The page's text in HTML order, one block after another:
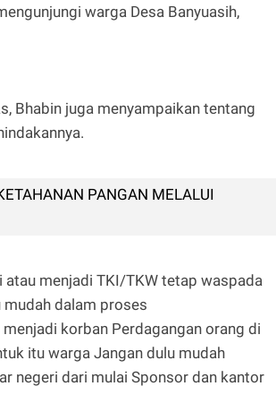
warga Desa Banyuasih,
Bhabin juga menyampaikan tentang
PANGAN MELALUI
atau menjadi TKI/TKW tetap waspada
dalam proses
korban Perdagangan orang di
itu warga Jangan dulu mudah
negeri dari mulai Sponsor dan kantor